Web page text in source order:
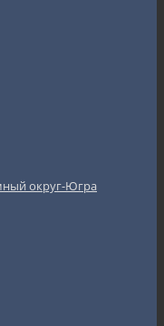
округ-Югра